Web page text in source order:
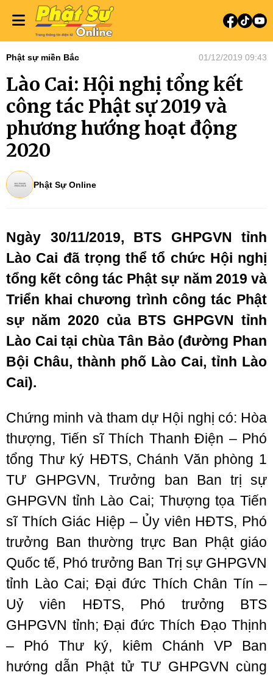
Phật sự miền Bắc 01/12/2019 09:43
Lào Cai: Hội nghị tổng kết
công tác Phật sự 2019 và
phương hướng hoạt động
2020
Phật Sự Online
Ngày 30/11/2019, BTS GHPGVN tỉnh
Lào Cai đã trọng thể tổ chức Hội nghị
tổng kết công tác Phật sự năm 2019 và
Triển khai chương trình công tác Phật
sự năm 2020 của BTS GHPGVN tỉnh
Lào Cai tại chùa Tân Bảo (đường Phan
Bội Châu, thành phố Lào Cai, tỉnh Lào
Cai).
Chứng minh và tham dự Hội nghị có: Hòa
thượng, Tiến sĩ Thích Thanh Điện – Phó
tổng Thư ký HĐTS, Chánh Văn phòng 1
TƯ GHPGVN, Trưởng ban Ban trị sự
GHPGVN tỉnh Lào Cai; Thượng tọa Tiến
sĩ Thích Giác Hiệp – Ủy viên HĐTS, Phó
trưởng Ban thường trực Ban Phật giáo
Quốc tế, Phó trưởng Ban Trị sự GHPGVN
tỉnh Lào Cai; Đại đức Thích Chân Tín –
Uỷ viên HĐTS, Phó trưởng BTS
GHPGVN tỉnh; Đại đức Thích Đạo Thịnh
– Phó Thư ký, kiêm Chánh VP Ban
hướng dẫn Phật tử TƯ GHPGVN cùng